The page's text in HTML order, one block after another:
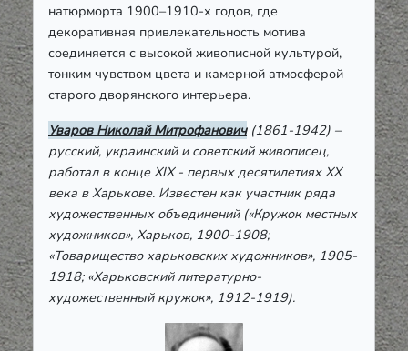
натюрморта 1900–1910-х годов, где
декоративная привлекательность мотива
соединяется с высокой живописной культурой,
тонким чувством цвета и камерной атмосферой
старого дворянского интерьера.
Уваров Николай Митрофанович (1861-1942) –
русский, украинский и советский живописец,
работал в конце ХІХ - первых десятилетиях ХХ
века в Харькове. Известен как участник ряда
художественных объединений («Кружок местных
художников», Харьков, 1900-1908;
«Товарищество харьковских художников», 1905-
1918; «Харьковский литературно-
художественный кружок», 1912-1919).